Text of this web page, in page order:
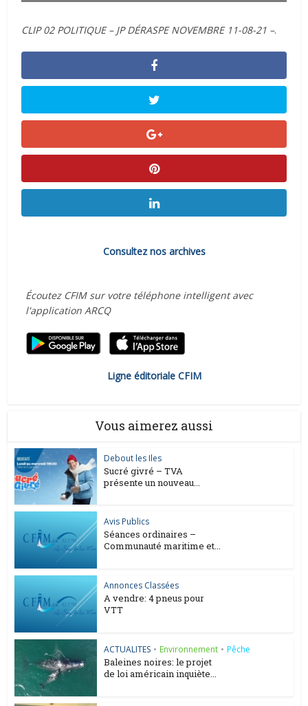
CLIP 02 POLITIQUE – JP DÉRASPE NOVEMBRE 11-08-21 –.
Consultez nos archives
Écoutez CFIM sur votre téléphone intelligent avec
l'application ARCQ
Ligne éditoriale CFIM
Vous aimerez aussi
Debout les Iles
Sucré givré – TVA
présente un nouveau...
Avis Publics
Séances ordinaires –
Communauté maritime et...
Annonces Classées
A vendre: 4 pneus pour
VTT
ACTUALITES • Environnement • Pêche
Baleines noires: le projet
de loi américain inquiète...